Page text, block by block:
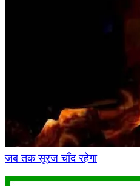
जब तक सूरज चाँद रहेगा